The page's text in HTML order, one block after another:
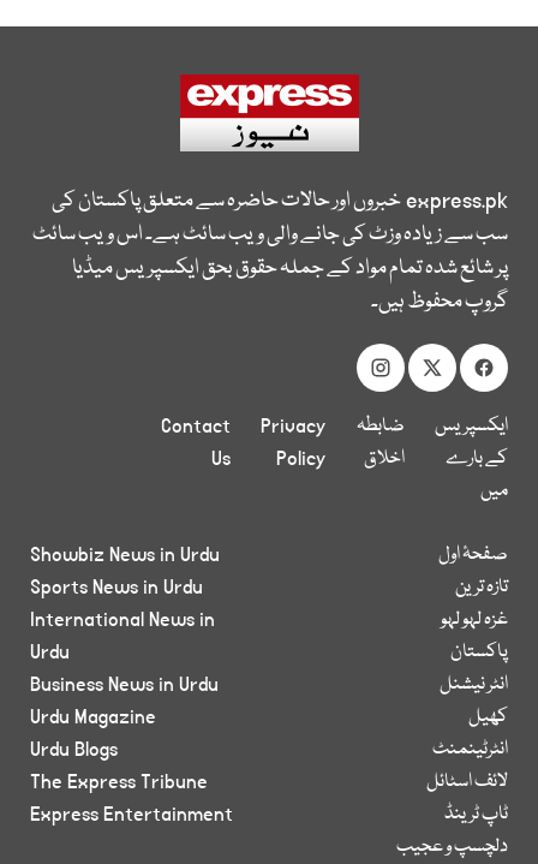
express.pkخبروں اور حالات حاضرہ سے متعلق پاکستان کی
سب سے زیادہ وزٹ کی جانے والی ویب سائٹ ہے۔ اس ویب سائٹ
پر شائع شدہ تمام مواد کے جملہ حقوق بحق ایکسپریس میڈیا
گروپ محفوظ ہیں۔
ایکسپریس
کے بارے
میں
ضابطہ
اخلاق
Privacy
Policy
Contact
Us
صفحۂ اول
تازہ ترین
غزہ لہو لہو
پاکستان
انٹر نیشنل
کھیل
انٹرٹینمنٹ
لائف اسٹائل
ٹاپ ٹرینڈ
دلچسپ و عجیب
Showbiz News in Urdu
Sports News in Urdu
International News in
Urdu
Business News in Urdu
Urdu Magazine
Urdu Blogs
The Express Tribune
Express Entertainment